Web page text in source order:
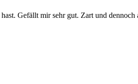
Gefällt mir sehr gut. Zart und dennoch